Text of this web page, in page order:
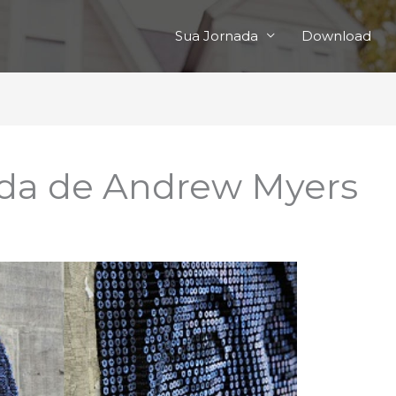
Sua Jornada Download
de Andrew Myers